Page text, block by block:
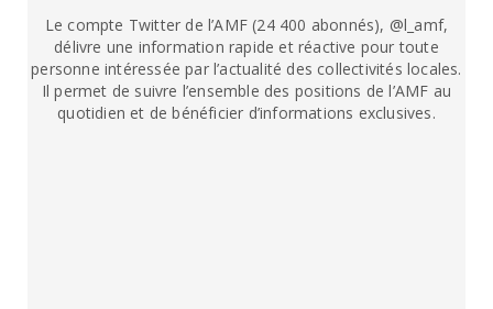
Le compte Twitter de l’AMF (24 400 abonnés), @l_amf,
délivre une information rapide et réactive pour toute
personne intéressée par l’actualité des collectivités locales.
Il permet de suivre l’ensemble des positions de l’AMF au
quotidien et de bénéficier d’informations exclusives.